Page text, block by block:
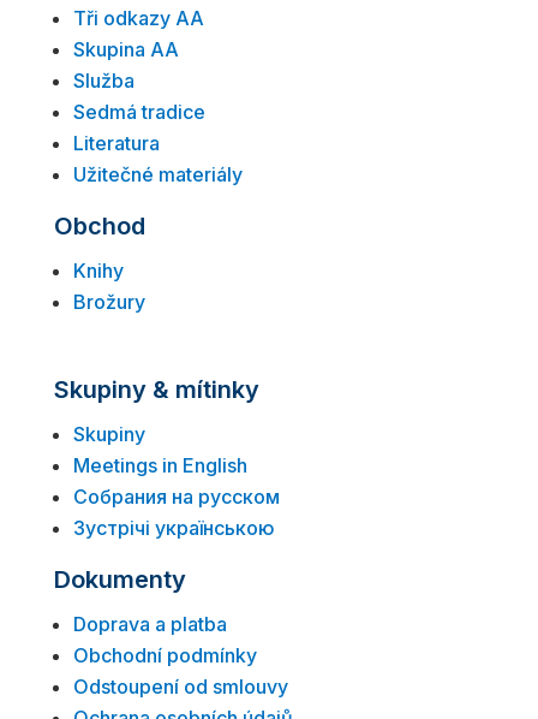
Tři odkazy AA
Skupina AA
Služba
Sedmá tradice
Literatura
Užitečné materiály
Obchod
Knihy
Brožury
Skupiny & mítinky
Skupiny
Meetings in English
Собрания на русском
Зустрічі українською
Dokumenty
Doprava a platba
Obchodní podmínky
Odstoupení od smlouvy